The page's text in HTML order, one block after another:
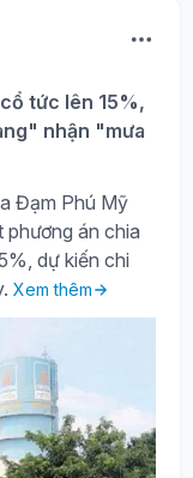
tức lên 15%,
nhận "mưa
Đạm Phú Mỹ
án chia
dự kiến chi
Xem thêm